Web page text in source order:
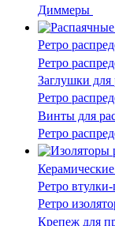
Диммеры
Ретро
Ретро
Заглушки для
Ретро
Винты для
Ретро
Ретро
Ретро
Крепеж для